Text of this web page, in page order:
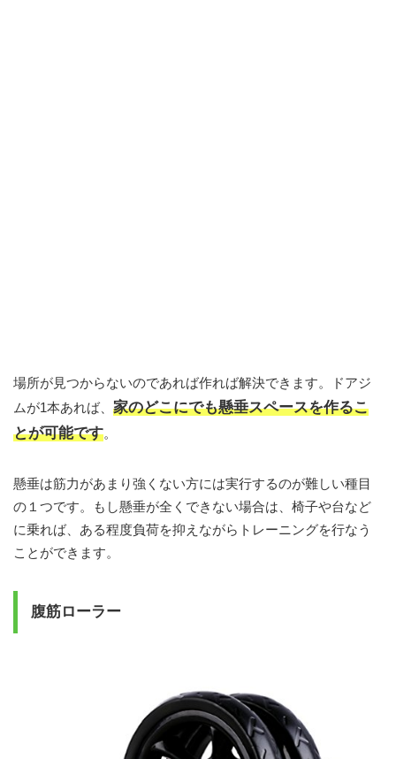
場所が見つからないのであれば作れば解決できます。ドアジ
ムが1本あれば、 家のどこにでも懸垂スペースを作るこ
とが可能です。
懸垂は筋力があまり強くない方には実行するのが難しい種目
の１つです。もし懸垂が全くできない場合は、椅子や台など
に乗れば、ある程度負荷を抑えながらトレーニングを行なう
ことができます。
腹筋ローラー